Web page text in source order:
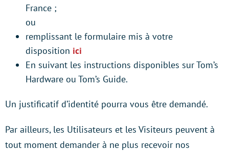
France ;
ou
remplissant le formulaire mis à votre
disposition ici
En suivant les instructions disponibles sur Tom’s
Hardware ou Tom’s Guide.
Un justificatif d’identité pourra vous être demandé.
Par ailleurs, les Utilisateurs et les Visiteurs peuvent à
tout moment demander à ne plus recevoir nos